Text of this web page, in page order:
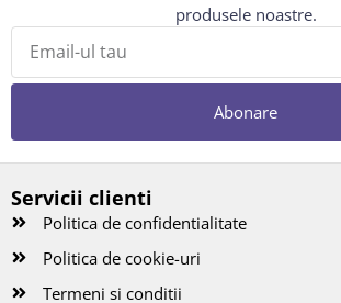
produsele noastre.
Abonare
Servicii clienti
Politica de confidentialitate
Politica de cookie-uri
Termeni si conditii